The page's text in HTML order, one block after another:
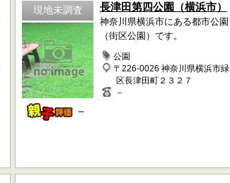
現地未調査
－
長津田第四公園（横浜市）
神奈川県横浜市にある都市公園
（街区公園）です。
公園
〒226-0026 神奈川県横浜市緑
区長津田町２３２７
－